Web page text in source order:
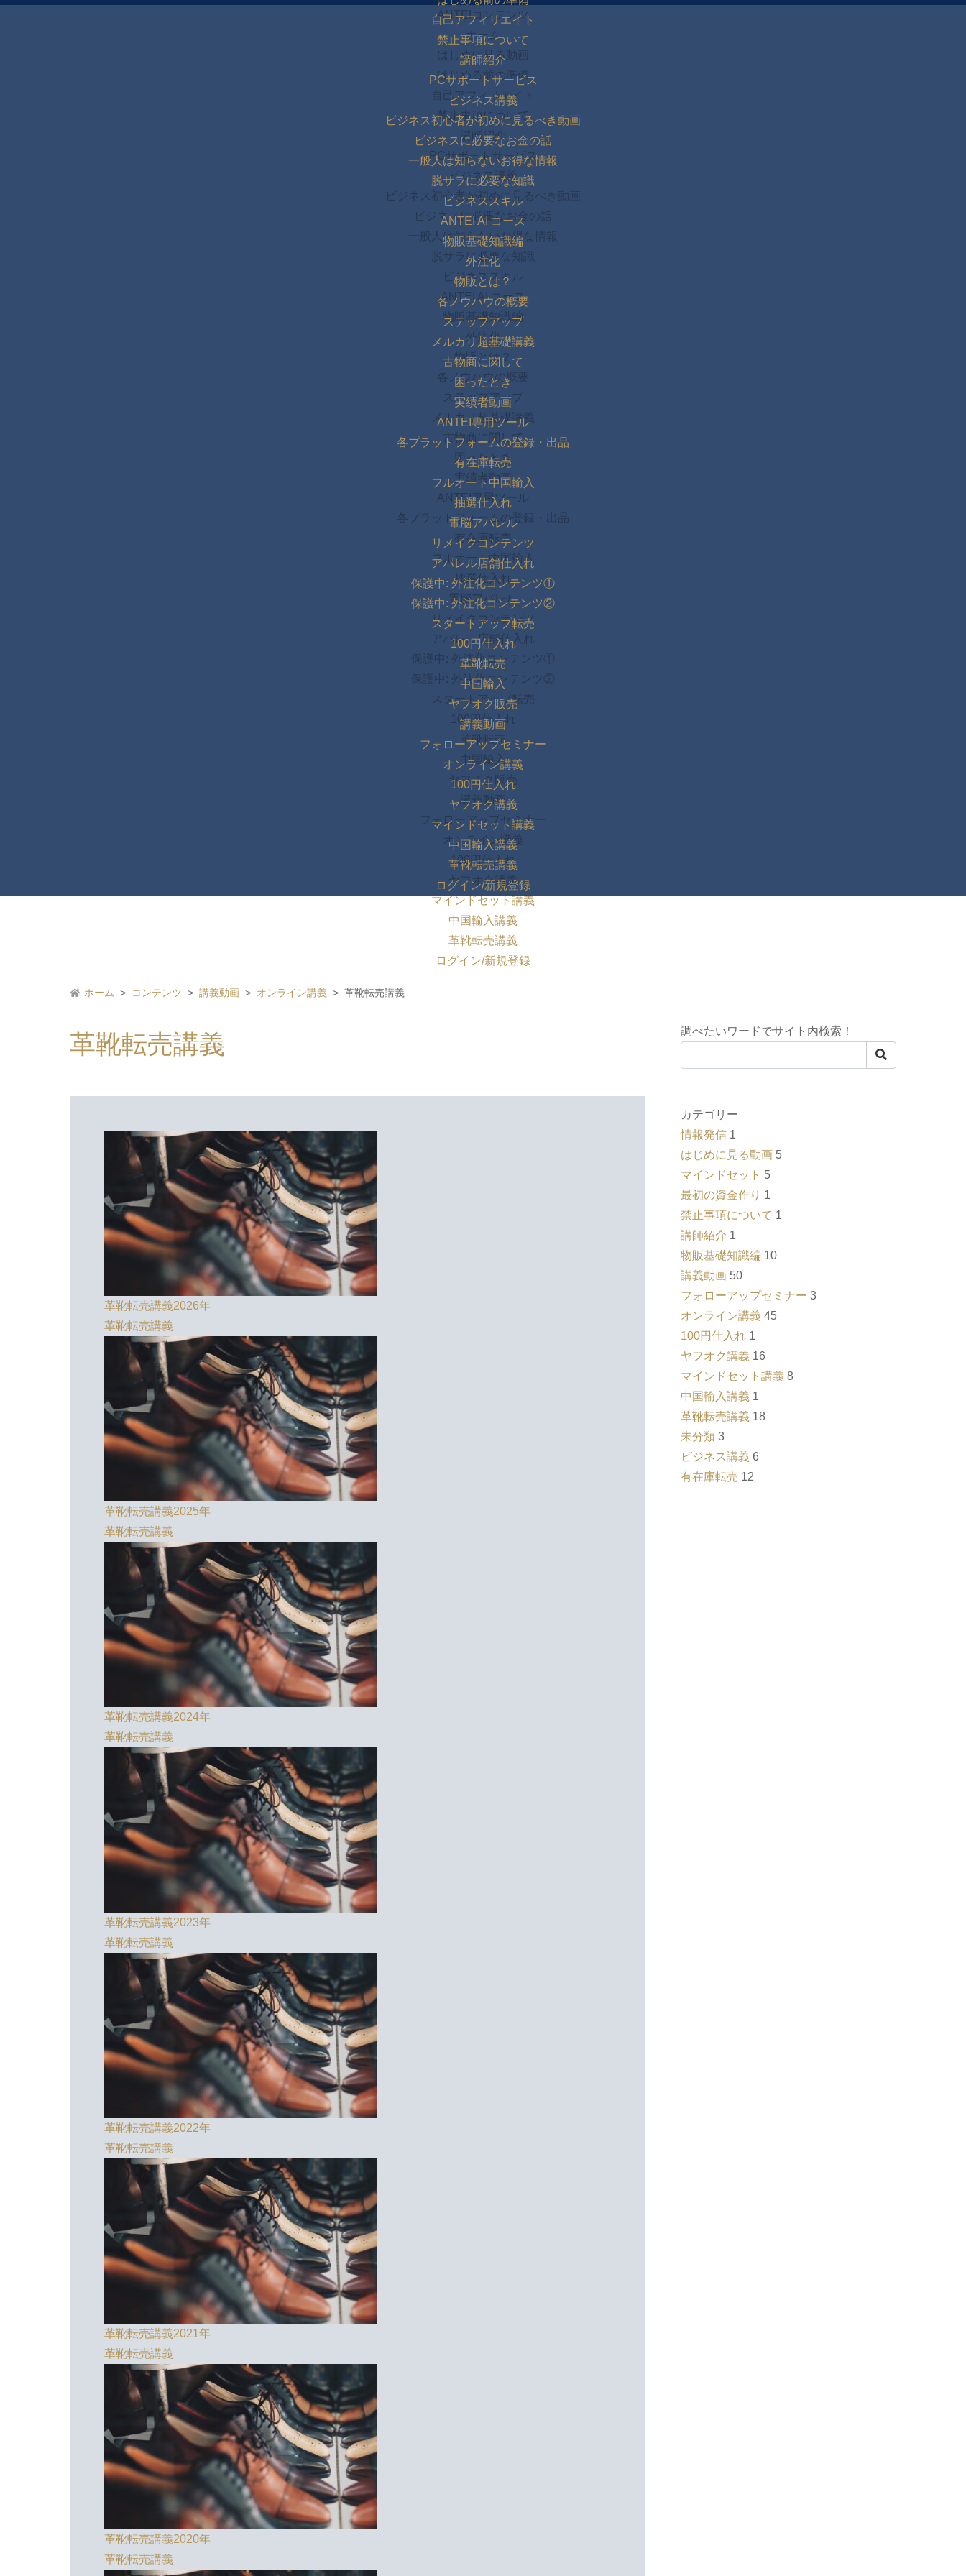
ANTEIコンテンツ
ホーム
はじめに見る動画
はじめる前の準備
自己アフィリエイト
禁止事項について
講師紹介
PCサポートサービス
ビジネス講義
ビジネス初心者が初めに見るべき動画
ビジネスに必要なお金の話
一般人は知らないお得な情報
脱サラに必要な知識
ビジネススキル
ANTEI AI コース
物販基礎知識編
外注化
物販とは？
各ノウハウの概要
ステップアップ
メルカリ超基礎講義
古物商に関して
困ったとき
実績者動画
ANTEI専用ツール
各プラットフォームの登録・出品
有在庫転売
フルオート中国輸入
抽選仕入れ
電脳アパレル
リメイクコンテンツ
アパレル店舗仕入れ
保護中: 外注化コンテンツ①
保護中: 外注化コンテンツ②
スタートアップ転売
100円仕入れ
革靴転売
中国輸入
ヤフオク販売
講義動画
フォローアップセミナー
オンライン講義
100円仕入れ
ヤフオク講義
マインドセット講義
中国輸入講義
革靴転売講義
ログイン/新規登録
自己アフィリエイト
禁止事項について
講師紹介
PCサポートサービス
ビジネス講義
ビジネス初心者が初めに見るべき動画
ビジネスに必要なお金の話
一般人は知らないお得な情報
脱サラに必要な知識
ビジネススキル
ANTEI AI コース
物販基礎知識編
外注化
物販とは？
各ノウハウの概要
ステップアップ
メルカリ超基礎講義
古物商に関して
困ったとき
実績者動画
ANTEI専用ツール
各プラットフォームの登録・出品
有在庫転売
フルオート中国輸入
抽選仕入れ
電脳アパレル
リメイクコンテンツ
アパレル店舗仕入れ
保護中: 外注化コンテンツ①
保護中: 外注化コンテンツ②
スタートアップ転売
100円仕入れ
革靴転売
中国輸入
ヤフオク販売
講義動画
フォローアップセミナー
オンライン講義
100円仕入れ
ヤフオク講義
マインドセット講義
中国輸入講義
革靴転売講義
ログイン/新規登録
ホーム コンテンツ 講義動画 オンライン講義 革靴転売講義
革靴転売講義
革靴転売講義2026年
革靴転売講義
革靴転売講義2025年
革靴転売講義
革靴転売講義2024年
革靴転売講義
革靴転売講義2023年
革靴転売講義
革靴転売講義2022年
革靴転売講義
革靴転売講義2021年
革靴転売講義
革靴転売講義2020年
革靴転売講義
調べたいワードでサイト内検索！
カテゴリー
情報発信 1
はじめに見る動画 5
マインドセット 5
最初の資金作り 1
禁止事項について 1
講師紹介 1
物販基礎知識編 10
講義動画 50
フォローアップセミナー 3
オンライン講義 45
100円仕入れ 1
ヤフオク講義 16
マインドセット講義 8
中国輸入講義 1
革靴転売講義 18
未分類 3
ビジネス講義 6
有在庫転売 12